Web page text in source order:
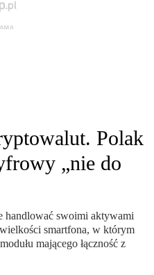
Polak
„nie do
handlować swoimi aktywami
smartfona, w którym
mającego łączność z